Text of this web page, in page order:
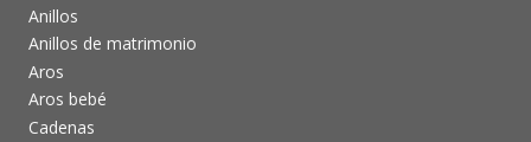
Anillos
Anillos de matrimonio
Aros
Aros bebé
Cadenas